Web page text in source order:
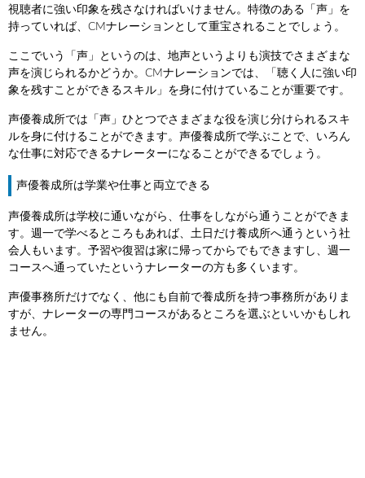
視聴者に強い印象を残さなければいけません。特徴のある「声」を
持っていれば、CMナレーションとして重宝されることでしょう。
ここでいう「声」というのは、地声というよりも演技でさまざまな
声を演じられるかどうか。CMナレーションでは、「聴く人に強い印
象を残すことができるスキル」を身に付けていることが重要です。
声優養成所では「声」ひとつでさまざまな役を演じ分けられるスキ
ルを身に付けることができます。声優養成所で学ぶことで、いろん
な仕事に対応できるナレーターになることができるでしょう。
声優養成所は学業や仕事と両立できる
声優養成所は学校に通いながら、仕事をしながら通うことができま
す。週一で学べるところもあれば、土日だけ養成所へ通うという社
会人もいます。予習や復習は家に帰ってからでもできますし、週一
コースへ通っていたというナレーターの方も多くいます。
声優事務所だけでなく、他にも自前で養成所を持つ事務所がありま
すが、ナレーターの専門コースがあるところを選ぶといいかもしれ
ません。